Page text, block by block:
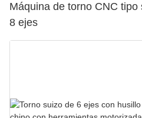
Máquina de torno CNC
8 ejes